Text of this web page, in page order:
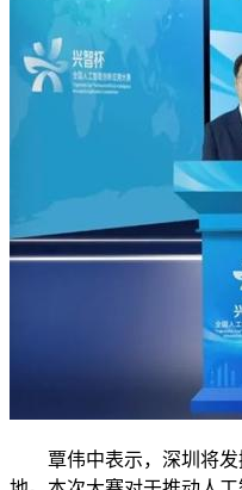
覃伟中表示，深圳将发挥